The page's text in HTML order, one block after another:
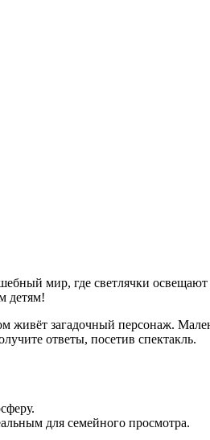
мир, где светлячки
детям!
живёт загадочный персонаж.
ответы, посетив спектакль.
для семейного просмотра.